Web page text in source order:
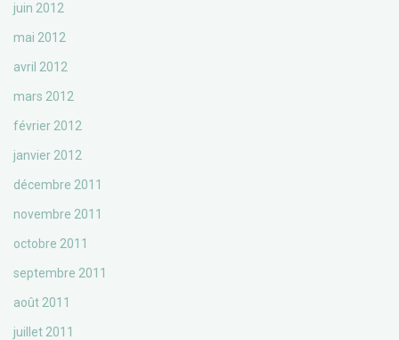
juin 2012
mai 2012
avril 2012
mars 2012
février 2012
janvier 2012
décembre 2011
novembre 2011
octobre 2011
septembre 2011
août 2011
juillet 2011